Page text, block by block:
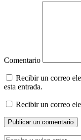
Comentario
Recibir un correo
esta entrada.
Recibir un correo